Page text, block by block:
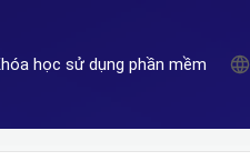
học sử dụng phần mềm